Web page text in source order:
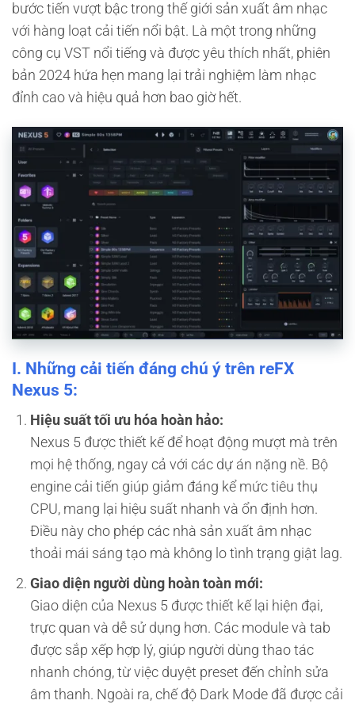
bước tiến vượt bậc trong thế giới sản xuất âm nhạc
với hàng loạt cải tiến nổi bật. Là một trong những
công cụ VST nổi tiếng và được yêu thích nhất, phiên
bản 2024 hứa hẹn mang lại trải nghiệm làm nhạc
đỉnh cao và hiệu quả hơn bao giờ hết.
I. Những cải tiến đáng chú ý trên reFX
Nexus 5:
Hiệu suất tối ưu hóa hoàn hảo:
Nexus 5 được thiết kế để hoạt động mượt mà trên
mọi hệ thống, ngay cả với các dự án nặng nề. Bộ
engine cải tiến giúp giảm đáng kể mức tiêu thụ
CPU, mang lại hiệu suất nhanh và ổn định hơn.
Điều này cho phép các nhà sản xuất âm nhạc
thoải mái sáng tạo mà không lo tình trạng giật lag.
Giao diện người dùng hoàn toàn mới:
Giao diện của Nexus 5 được thiết kế lại hiện đại,
trực quan và dễ sử dụng hơn. Các module và tab
được sắp xếp hợp lý, giúp người dùng thao tác
nhanh chóng, từ việc duyệt preset đến chỉnh sửa
âm thanh. Ngoài ra, chế độ Dark Mode đã được cải